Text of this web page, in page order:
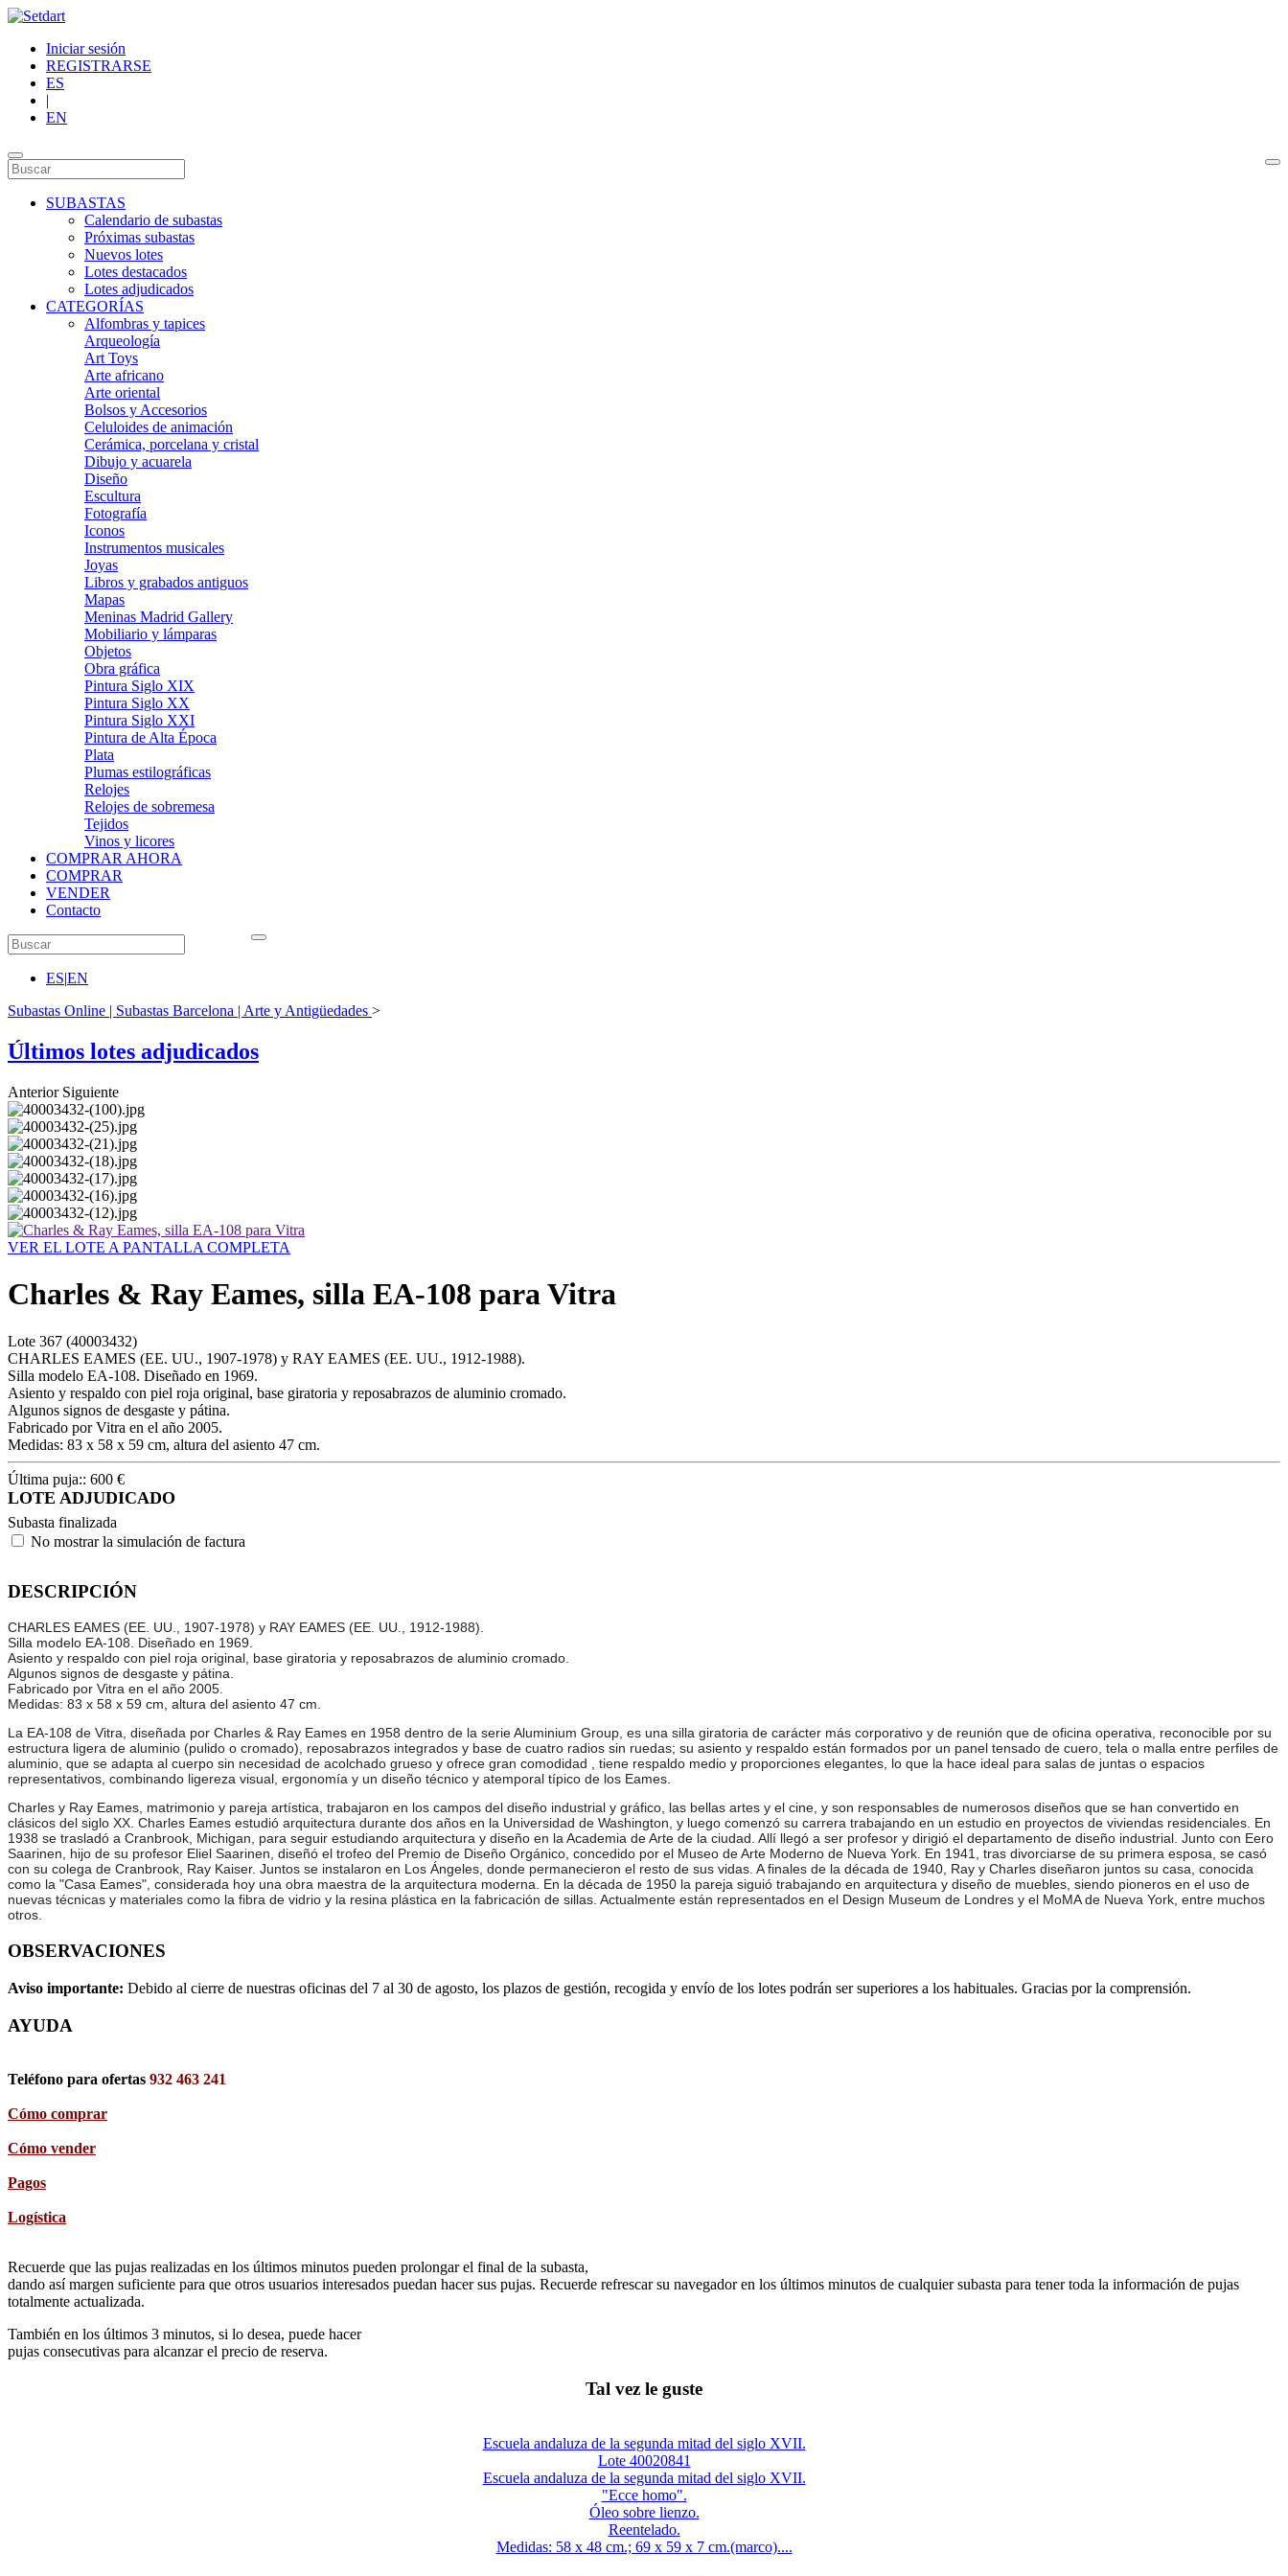
Iniciar sesión
REGISTRARSE
ES
|
EN
SUBASTAS
Calendario de subastas
Próximas subastas
Nuevos lotes
Lotes destacados
Lotes adjudicados
CATEGORÍAS
Alfombras y tapices
Arqueología
Art Toys
Arte africano
Arte oriental
Bolsos y Accesorios
Celuloides de animación
Cerámica, porcelana y cristal
Dibujo y acuarela
Diseño
Escultura
Fotografía
Iconos
Instrumentos musicales
Joyas
Libros y grabados antiguos
Mapas
Meninas Madrid Gallery
Mobiliario y lámparas
Objetos
Obra gráfica
Pintura Siglo XIX
Pintura Siglo XX
Pintura Siglo XXI
Pintura de Alta Época
Plata
Plumas estilográficas
Relojes
Relojes de sobremesa
Tejidos
Vinos y licores
COMPRAR AHORA
COMPRAR
VENDER
Contacto
ES|EN
Subastas Online | Subastas Barcelona | Arte y Antigüedades >
Últimos lotes adjudicados
Anterior Siguiente
VER EL LOTE A PANTALLA COMPLETA
Charles & Ray Eames, silla EA-108 para Vitra
Lote 367 (40003432)
CHARLES EAMES (EE. UU., 1907-1978) y RAY EAMES (EE. UU., 1912-1988).
Silla modelo EA-108. Diseñado en 1969.
Asiento y respaldo con piel roja original, base giratoria y reposabrazos de aluminio cromado.
Algunos signos de desgaste y pátina.
Fabricado por Vitra en el año 2005.
Medidas: 83 x 58 x 59 cm, altura del asiento 47 cm.
Última puja:: 600 €
LOTE ADJUDICADO
Subasta finalizada
No mostrar la simulación de factura
DESCRIPCIÓN
CHARLES EAMES (EE. UU., 1907-1978) y RAY EAMES (EE. UU., 1912-1988).
Silla modelo EA-108. Diseñado en 1969.
Asiento y respaldo con piel roja original, base giratoria y reposabrazos de aluminio cromado.
Algunos signos de desgaste y pátina.
Fabricado por Vitra en el año 2005.
Medidas: 83 x 58 x 59 cm, altura del asiento 47 cm.
La EA-108 de Vitra, diseñada por Charles & Ray Eames en 1958 dentro de la serie Aluminium Group, es una silla giratoria de carácter más corporativo y de reunión que de oficina operativa, reconocible por su
estructura ligera de aluminio (pulido o cromado), reposabrazos integrados y base de cuatro radios sin ruedas; su asiento y respaldo están formados por un panel tensado de cuero, tela o malla entre perfiles de
aluminio, que se adapta al cuerpo sin necesidad de acolchado grueso y ofrece gran comodidad , tiene respaldo medio y proporciones elegantes, lo que la hace ideal para salas de juntas o espacios
representativos, combinando ligereza visual, ergonomía y un diseño técnico y atemporal típico de los Eames.
Charles y Ray Eames, matrimonio y pareja artística, trabajaron en los campos del diseño industrial y gráfico, las bellas artes y el cine, y son responsables de numerosos diseños que se han convertido en
clásicos del siglo XX. Charles Eames estudió arquitectura durante dos años en la Universidad de Washington, y luego comenzó su carrera trabajando en un estudio en proyectos de viviendas residenciales. En
1938 se trasladó a Cranbrook, Michigan, para seguir estudiando arquitectura y diseño en la Academia de Arte de la ciudad. Allí llegó a ser profesor y dirigió el departamento de diseño industrial. Junto con Eero
Saarinen, hijo de su profesor Eliel Saarinen, diseñó el trofeo del Premio de Diseño Orgánico, concedido por el Museo de Arte Moderno de Nueva York. En 1941, tras divorciarse de su primera esposa, se casó
con su colega de Cranbrook, Ray Kaiser. Juntos se instalaron en Los Ángeles, donde permanecieron el resto de sus vidas. A finales de la década de 1940, Ray y Charles diseñaron juntos su casa, conocida
como la "Casa Eames", considerada hoy una obra maestra de la arquitectura moderna. En la década de 1950 la pareja siguió trabajando en arquitectura y diseño de muebles, siendo pioneros en el uso de
nuevas técnicas y materiales como la fibra de vidrio y la resina plástica en la fabricación de sillas. Actualmente están representados en el Design Museum de Londres y el MoMA de Nueva York, entre muchos
otros.
OBSERVACIONES
Aviso importante: Debido al cierre de nuestras oficinas del 7 al 30 de agosto, los plazos de gestión, recogida y envío de los lotes podrán ser superiores a los habituales. Gracias por la comprensión.
AYUDA
Teléfono para ofertas 932 463 241
Cómo comprar
Cómo vender
Pagos
Logística
Recuerde que las pujas realizadas en los últimos minutos pueden prolongar el final de la subasta,
dando así margen suficiente para que otros usuarios interesados puedan hacer sus pujas. Recuerde refrescar su navegador en los últimos minutos de cualquier subasta para tener toda la información de pujas
totalmente actualizada.
También en los últimos 3 minutos, si lo desea, puede hacer
pujas consecutivas para alcanzar el precio de reserva.
Tal vez le guste
Escuela andaluza de la segunda mitad del siglo XVII.
Lote 40020841
Escuela andaluza de la segunda mitad del siglo XVII.
"Ecce homo".
Óleo sobre lienzo.
Reentelado.
Medidas: 58 x 48 cm.; 69 x 59 x 7 cm.(marco)....